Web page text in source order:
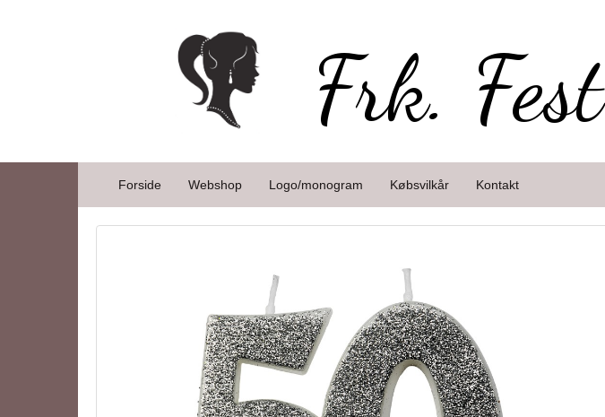
Frk. Fest
Forside Webshop Logo/monogram Købsvilkår Kontakt